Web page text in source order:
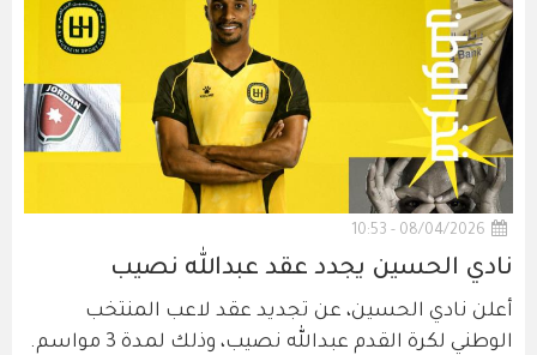
08/04/2026 - 10:53
نادي الحسين يجدد عقد عبدالله نصيب
أعلن نادي الحسين، عن تجديد عقد لاعب المنتخب
الوطني لكرة القدم عبدالله نصيب، وذلك لمدة 3 مواسم.